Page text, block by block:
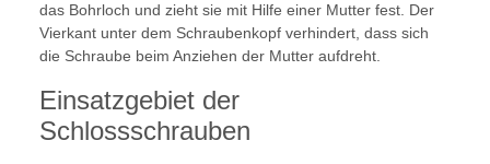
das Bohrloch und zieht sie mit Hilfe einer Mutter fest. Der
Vierkant unter dem Schraubenkopf verhindert, dass sich
die Schraube beim Anziehen der Mutter aufdreht.
Einsatzgebiet der
Schlossschrauben